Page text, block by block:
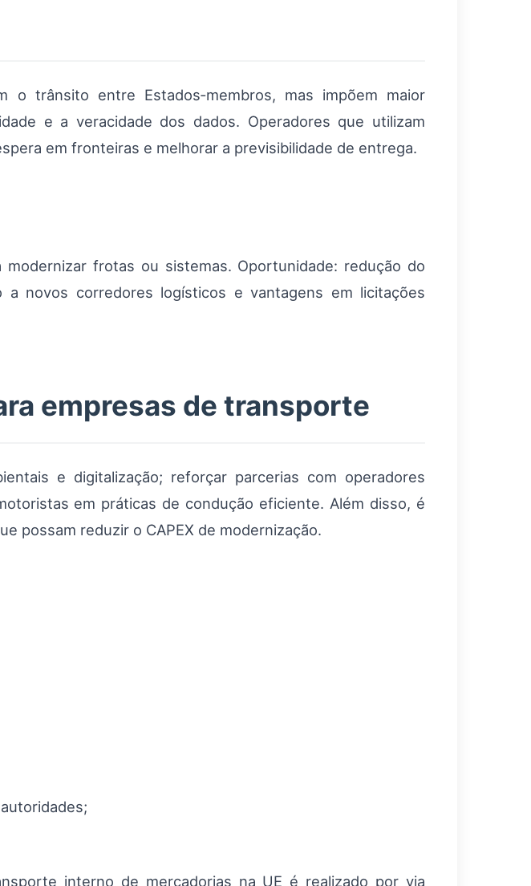
o trânsito entre Estados‑membros, mas impõem maior
e a veracidade dos dados. Operadores que utilizam
em fronteiras e melhorar a previsibilidade de entrega.
frotas ou sistemas. Oportunidade: redução do
novos corredores logísticos e vantagens em licitações
empresas de transporte
e digitalização; reforçar parcerias com operadores
em práticas de condução eficiente. Além disso, é
possam reduzir o CAPEX de modernização.
interno de mercadorias na UE é realizado por via